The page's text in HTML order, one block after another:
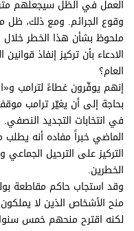
العمل في الظل سيجعلهم
وقوع الجرائم. ومع ذلك، ظل
ملحوظ بشأن هذا الخطر خلال
الادعاء بأن تركيز إنفاذ
العام؟
إنهم يوفّرون غطاءً لترامب
بحاجة إلى أن يغيّر ترامب
في انتخابات التجديد
الماضي خبراً مفاده أنه
التركيز على الترحيل الجماعي
الخطرين.
وقد استجاب حاكم مقاطعة
منح الأشخاص الذين لا يملكون
لكنه اقترح منحهم خمس سنوات